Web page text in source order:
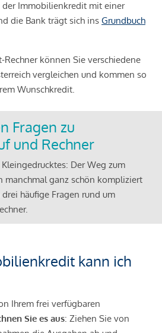
Immobilienkredit mit einer
die Bank trägt sich ins Grundbuch
können Sie verschiedene
vergleichen und kommen so
Wunschkredit.
Fragen zu
und Rechner
Der Weg zum
manchmal ganz schön kompliziert
häufige Fragen rund um
kann ich
Ihrem frei verfügbaren
Sie es aus: Ziehen Sie von